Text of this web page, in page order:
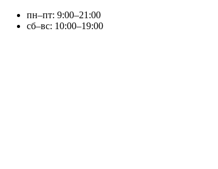
пн–пт: 9:00–21:00
сб–вс: 10:00–19:00